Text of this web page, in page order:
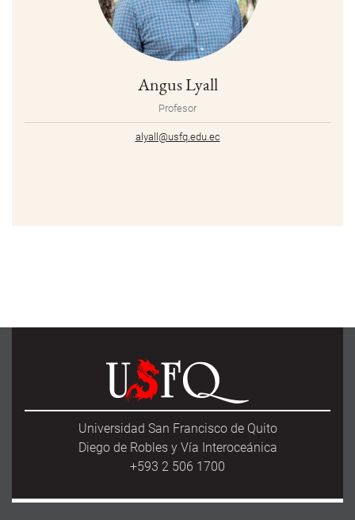
Angus Lyall
Profesor
alyall@usfq.edu.ec
Universidad San Francisco de Quito
Diego de Robles y Vía Interoceánica
+593 2 506 1700